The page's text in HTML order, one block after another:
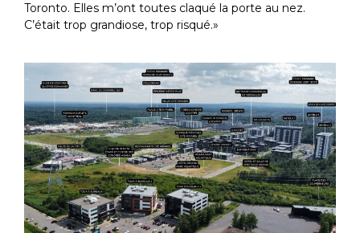
Toronto. Elles m’ont toutes claqué la porte au nez.
C’était trop grandiose, trop risqué.»